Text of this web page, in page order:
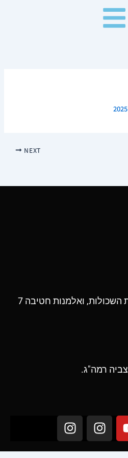
NEXT
ואלמנות חטיבה 7
רמה"ג.
I
n
s
I
n
s